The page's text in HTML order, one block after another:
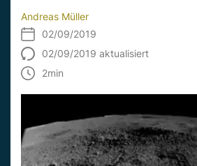
Andreas Müller
02/09/2019
02/09/2019 aktualisiert
2min